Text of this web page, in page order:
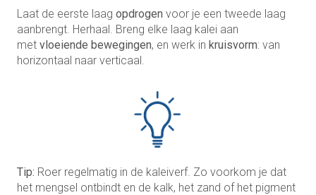
Laat de eerste laag opdrogen voor je een tweede laag
aanbrengt. Herhaal. Breng elke laag kalei aan
met vloeiende bewegingen, en werk in kruisvorm: van
horizontaal naar verticaal.
Tip: Roer regelmatig in de kaleiverf. Zo voorkom je dat
het mengsel ontbindt en de kalk, het zand of het pigment